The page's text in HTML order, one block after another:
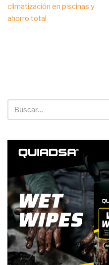
climatización en piscinas y
ahorro total